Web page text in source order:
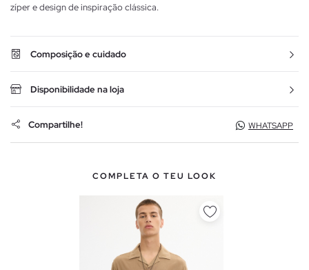
zíper e design de inspiração clássica.
Composição e cuidado
Disponibilidade na loja
Compartilhe! WHATSAPP
COMPLETA O TEU LOOK